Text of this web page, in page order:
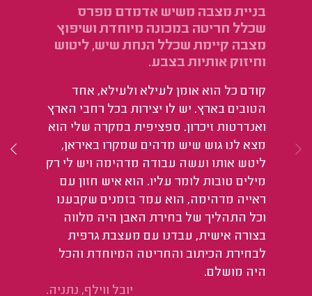
בניית מצבה משיש אדמדם מפרס
שכלל חריטה במכונה מיוחדת ושיפוץ
מצבה קיימת שכלל הנחת שיש, ליטוש
וחיזוק אותיות בצבע.
קודם כל הוא אומן לעילא ולעילא, אחד
הטובים בארץ. יש לו יצירות בכל רחבי הארץ
ואנדרטות זיכרון. ספציפית במקרה שלי הוא
מצא לנו גוש שיש מדהים שמקרו באיראן,
ליטש אותו ועשה עבודה מדהימה ויש לי רק
מילים טובות לומר עליו. הוא איש חזון עם
ראייה מדהימה, הוא עמד בזמנים שקבענו
וכל התהליך של בחירת האבן היה מלווה
בצורה אישית, עבדנו עם מעצבת גרפית
לבחירת הכיתוב והחריטה המיוחדת והכל
היה מושלם.
יובל ווילף, נתניה.